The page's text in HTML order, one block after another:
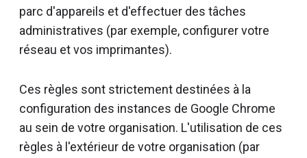
parc d'appareils et d'effectuer des tâches
administratives (par exemple, configurer votre
réseau et vos imprimantes).
Ces règles sont strictement destinées à la
configuration des instances de Google Chrome
au sein de votre organisation. L'utilisation de ces
règles à l'extérieur de votre organisation (par